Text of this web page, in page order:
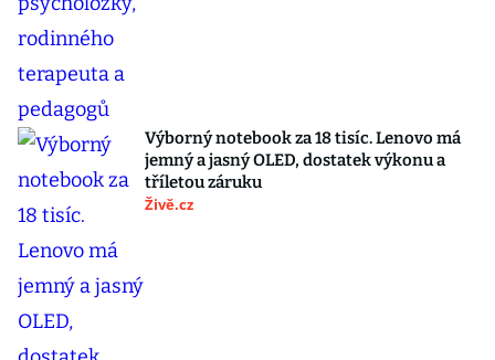
Výborný notebook za 18 tisíc. Lenovo má
jemný a jasný OLED, dostatek výkonu a
tříletou záruku
Živě.cz